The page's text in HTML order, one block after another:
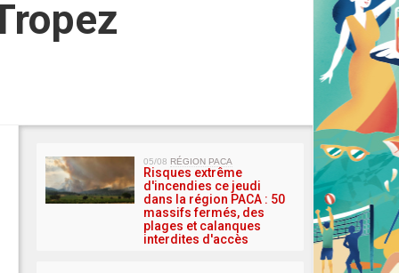
MA
05/08 RÉGION PACA
Risques extrême
d'incendies ce jeudi
dans la région PACA : 50
massifs fermés, des
plages et calanques
interdites d'accès